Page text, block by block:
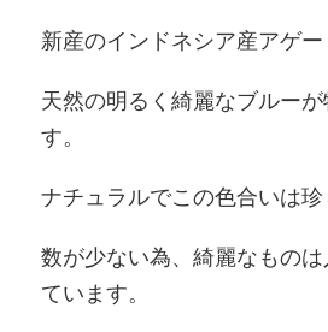
新産のインドネシア産アゲー
天然の明るく綺麗なブルー
す。
ナチュラルでこの色合いは珍
数が少ない為、綺麗なもの
ています。